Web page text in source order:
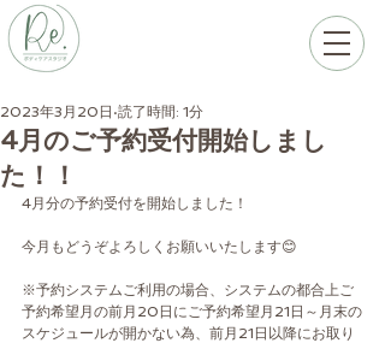
4月のご予約受付開始しまし
た！！
2023年3月20日 読了時間: 1分
4月分の予約受付を開始しました！
今月もどうぞよろしくお願いいたします😊
※予約システムご利用の場合、システムの都合上ご
予約希望月の前月20日にご予約希望月21日～月末の
スケジュールが開かない為、前月21日以降にお取り